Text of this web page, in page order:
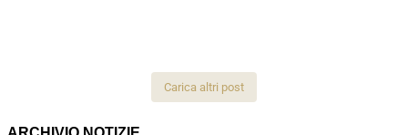
Carica altri post